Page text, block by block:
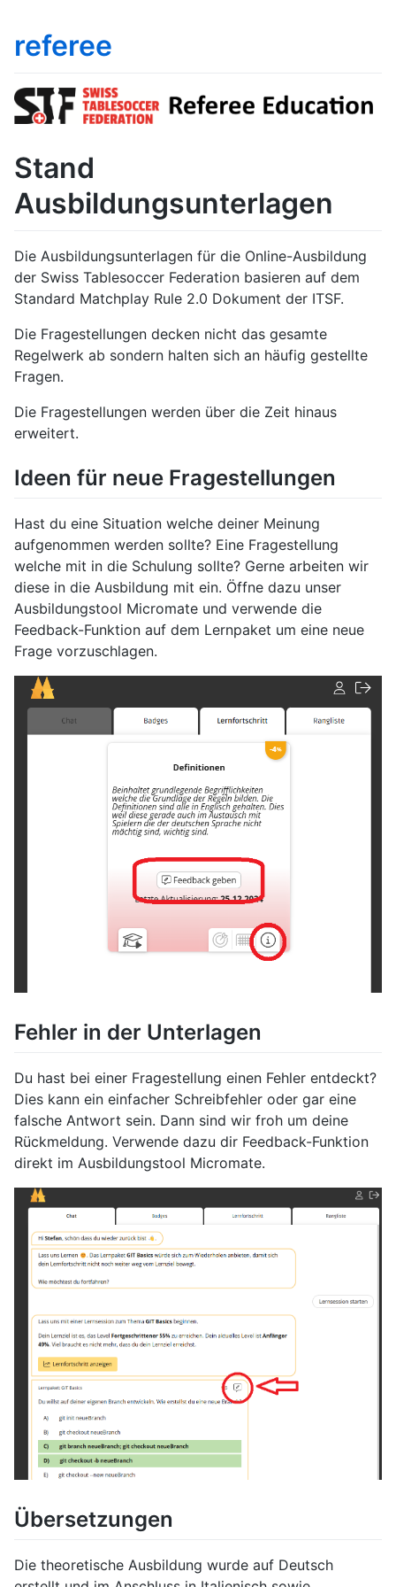
referee
Stand
Ausbildungsunterlagen
Die Ausbildungsunterlagen für die Online-Ausbildung
der Swiss Tablesoccer Federation basieren auf dem
Standard Matchplay Rule 2.0 Dokument der ITSF.
Die Fragestellungen decken nicht das gesamte
Regelwerk ab sondern halten sich an häufig gestellte
Fragen.
Die Fragestellungen werden über die Zeit hinaus
erweitert.
Ideen für neue Fragestellungen
Hast du eine Situation welche deiner Meinung
aufgenommen werden sollte? Eine Fragestellung
welche mit in die Schulung sollte? Gerne arbeiten wir
diese in die Ausbildung mit ein. Öffne dazu unser
Ausbildungstool Micromate und verwende die
Feedback-Funktion auf dem Lernpaket um eine neue
Frage vorzuschlagen.
Fehler in der Unterlagen
Du hast bei einer Fragestellung einen Fehler entdeckt?
Dies kann ein einfacher Schreibfehler oder gar eine
falsche Antwort sein. Dann sind wir froh um deine
Rückmeldung. Verwende dazu dir Feedback-Funktion
direkt im Ausbildungstool Micromate.
Übersetzungen
Die theoretische Ausbildung wurde auf Deutsch